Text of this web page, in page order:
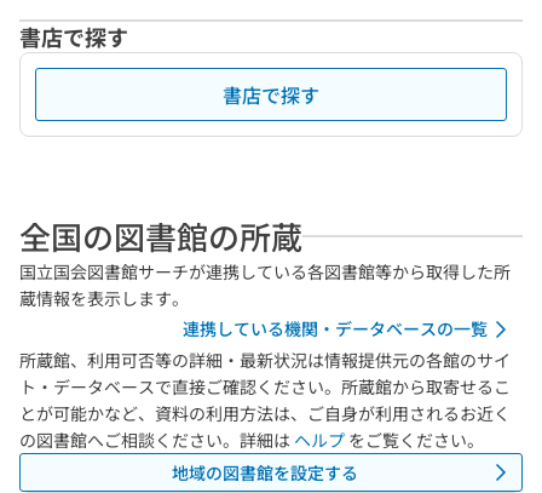
書店で探す
書店で探す
全国の図書館の所蔵
国立国会図書館サーチが連携している各図書館等から取得した所
蔵情報を表示します。
連携している機関・データベースの一覧
所蔵館、利用可否等の詳細・最新状況は情報提供元の各館のサイ
ト・データベースで直接ご確認ください。所蔵館から取寄せるこ
とが可能かなど、資料の利用方法は、ご自身が利用されるお近く
の図書館へご相談ください。詳細は ヘルプ をご覧ください。
地域の図書館を設定する